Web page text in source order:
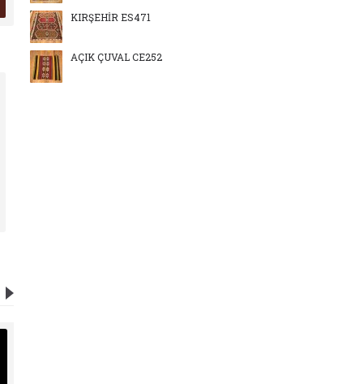
KIRŞEHİR ES471
AÇIK ÇUVAL CE252